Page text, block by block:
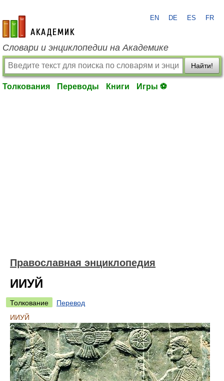
academic.ru
EN DE ES FR
Словари и энциклопедии на Академике
Найти!
Толкования Переводы Книги Игры ⚽
Православная энциклопедия
ИИУЙ
Толкование
Перевод
ИИУЙ